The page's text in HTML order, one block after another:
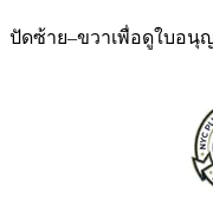
ปัดซ้าย–ขวาเพื่อดูใบอนุ